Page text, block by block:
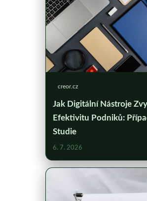
creor.cz
Jak Digitální Nástroje
Efektivitu Podniků:
Studie
6. 7. 2026